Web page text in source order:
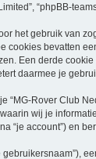
Limited”, “phpBB-
het gebruik van
bevatten
Een derde
daarmee je
Rover Club
wij je
“je account”) en